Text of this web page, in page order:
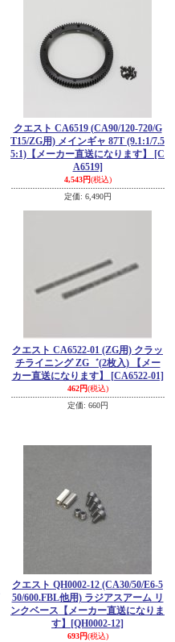
クエスト CA6519 (CA90/120-720/G
T15/ZG用) メインギャ 87T (9.1:1/7.5
5:1)【メーカー直送になります】
[C
A6519]
4,543円(税込)
定価: 6,490円
クエスト CA6522-01 (ZG用) クラッ
チライニング ZG゛(2枚入) 【メー
カー直送になります】
[CA6522-01]
462円(税込)
定価: 660円
クエスト QH0002-12 (CA30/50/E6-5
50/600.FBL他用) ラジアスアーム リ
ンクベース【メーカー直送になりま
す】
[QH0002-12]
693円(税込)